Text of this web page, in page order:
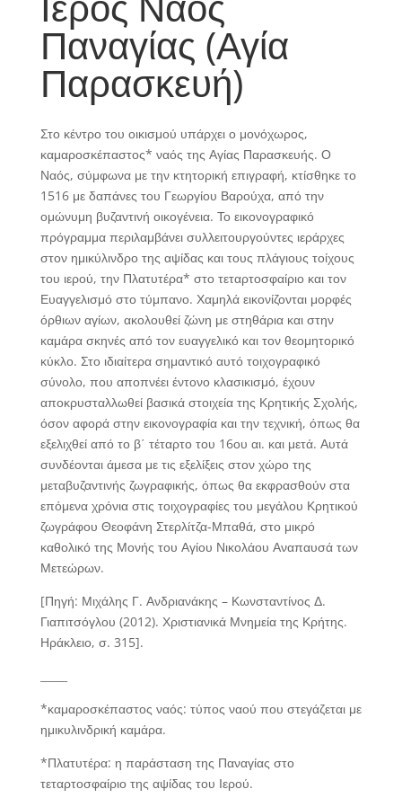
Παναγίας (Αγία
Παρασκευή)
Στο κέντρο του οικισμού υπάρχει ο μονόχωρος,
καμαροσκέπαστος* ναός της Αγίας Παρασκευής. Ο
Ναός, σύμφωνα με την κτητορική επιγραφή, κτίσθηκε το
1516 με δαπάνες του Γεωργίου Βαρούχα, από την
ομώνυμη βυζαντινή οικογένεια. Το εικονογραφικό
πρόγραμμα περιλαμβάνει συλλειτουργούντες ιεράρχες
στον ημικύλινδρο της αψίδας και τους πλάγιους τοίχους
του ιερού, την Πλατυτέρα* στο τεταρτοσφαίριο και τον
Ευαγγελισμό στο τύμπανο. Χαμηλά εικονίζονται μορφές
όρθιων αγίων, ακολουθεί ζώνη με στηθάρια και στην
καμάρα σκηνές από τον ευαγγελικό και τον θεομητορικό
κύκλο. Στο ιδιαίτερα σημαντικό αυτό τοιχογραφικό
σύνολο, που αποπνέει έντονο κλασικισμό, έχουν
αποκρυσταλλωθεί βασικά στοιχεία της Κρητικής Σχολής,
όσον αφορά στην εικονογραφία και την τεχνική, όπως θα
εξελιχθεί από το β΄ τέταρτο του 16ου αι. και μετά. Αυτά
συνδέονται άμεσα με τις εξελίξεις στον χώρο της
μεταβυζαντινής ζωγραφικής, όπως θα εκφρασθούν στα
επόμενα χρόνια στις τοιχογραφίες του μεγάλου Κρητικού
ζωγράφου Θεοφάνη Στερλίτζα-Μπαθά, στο μικρό
καθολικό της Μονής του Αγίου Νικολάου Αναπαυσά των
Μετεώρων.
[Πηγή: Μιχάλης Γ. Ανδριανάκης – Κωνσταντίνος Δ.
Γιαπιτσόγλου (2012). Χριστιανικά Μνημεία της Κρήτης.
Ηράκλειο, σ. 315].
*καμαροσκέπαστος ναός: τύπος ναού που στεγάζεται με
ημικυλινδρική καμάρα.
*Πλατυτέρα: η παράσταση της Παναγίας στο
τεταρτοσφαίριο της αψίδας του Ιερού.